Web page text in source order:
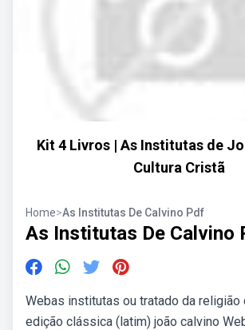
Kit 4 Livros | As Institutas de
Cultura Cristã
Home>As Institutas De Calvino Pdf
As Institutas De Calvino
Webas institutas ou tratado da religião
edição clássica (latim) joão calvino